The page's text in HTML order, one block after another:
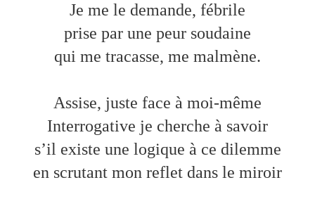
Je me le demande, fébrile
prise par une peur soudaine
qui me tracasse, me malmène.
Assise, juste face à moi-même
Interrogative je cherche à savoir
s’il existe une logique à ce dilemme
en scrutant mon reflet dans le miroir